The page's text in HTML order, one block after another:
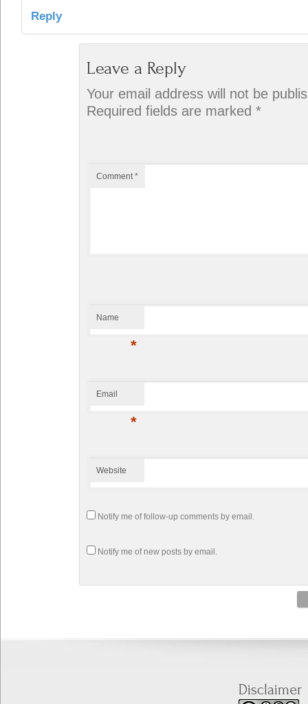
Reply
Leave a Reply
Your email address will not be
Required fields are marked *
Comment*
Name
*
Email
*
Website
Notify me of follow-up comments by email.
Notify me of new posts by email.
Disclaimer